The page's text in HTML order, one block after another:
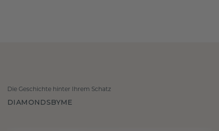
Die Geschichte hinter Ihrem Schatz
DIAMONDSBYME